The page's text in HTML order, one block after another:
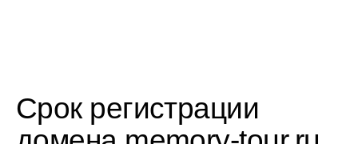
Срок регистрации